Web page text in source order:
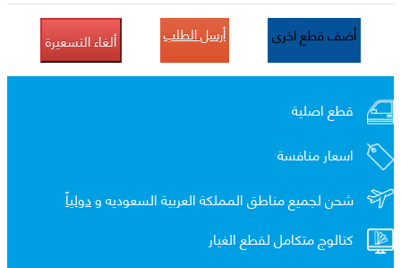
أضف قطع اخرى أرسل الطلب ألغاء التسعيرة
قطع اصلية
اسعار منافسة
شحن لجميع مناطق المملكة العربية السعوديه ودولياً
كتالوج متكامل لقطع الغيار